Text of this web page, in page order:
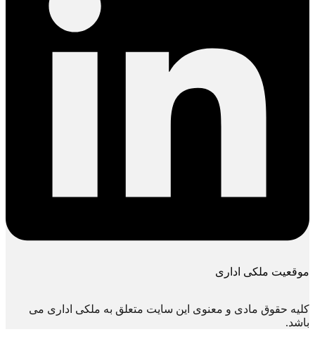
موقعیت ملکی اداری
کلیه حقوق مادی و معنوی این سایت متعلق به ملکی اداری می
باشد.